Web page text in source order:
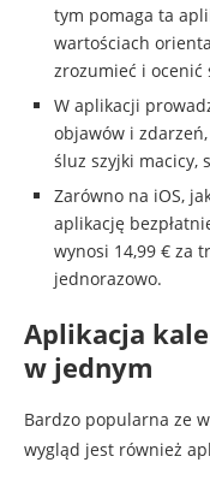
tym pomaga ta
wartościach
zrozumieć i ocenić
W aplikacji
objawów i
śluz szyjki macicy,
Zarówno na iOS,
aplikację
wynosi 14,99 € za
jednorazowo.
Aplikacja
w jednym
Bardzo popularna ze
wygląd jest również